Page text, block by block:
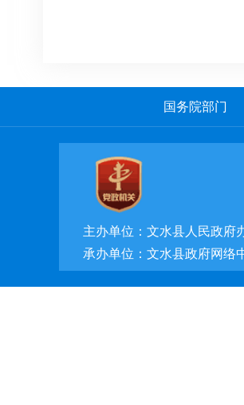
国务院部门
主办单位：文水县人民政府
承办单位：文水县政府网络